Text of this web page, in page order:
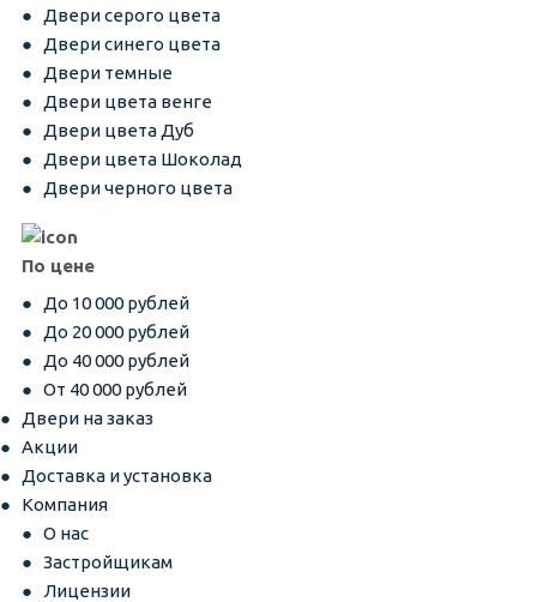
Двери серого цвета
Двери синего цвета
Двери темные
Двери цвета венге
Двери цвета Дуб
Двери цвета Шоколад
Двери черного цвета
По цене
До 10 000 рублей
До 20 000 рублей
До 40 000 рублей
От 40 000 рублей
Двери на заказ
Акции
Доставка и установка
Компания
О нас
Застройщикам
Лицензии